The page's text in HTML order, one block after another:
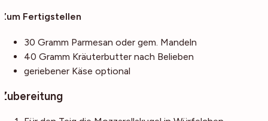
Zum Fertigstellen
30 Gramm Parmesan oder gem. Mandeln
40 Gramm Kräuterbutter nach Belieben
geriebener Käse optional
Zubereitung